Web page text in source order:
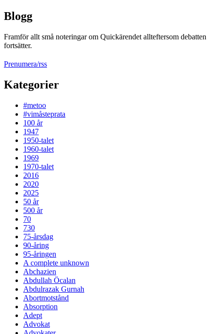
Blogg
Framför allt små noteringar om Quickärendet allteftersom debatten
fortsätter.
Prenumera/rss
Kategorier
#metoo
#vimåsteprata
100 år
1947
1950-talet
1960-talet
1969
1970-talet
2016
2020
2025
50 år
500 år
70
730
75-årsdag
90-åring
95-åringen
A complete unknown
Abchazien
Abdullah Öcalan
Abdulrazak Gurnah
Abortmotstånd
Absorption
Adept
Advokat